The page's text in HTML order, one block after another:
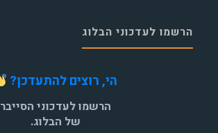
הרשמו לעדכוני הבלוג
הי, רוצים להתעדכן?
הרשמו לעדכוני הסייבר
של הבלוג.